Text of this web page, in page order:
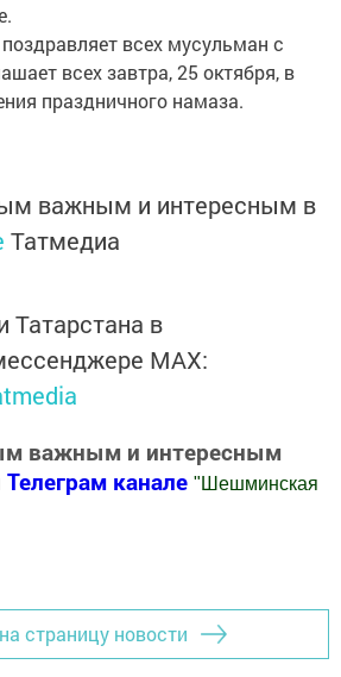
всех мусульман с
всех завтра, 25 октября, в
праздничного намаза.
важным и интересным в
Татмедиа
Татарстана в
MАХ:
важным и интересным
Телеграм канале " Шешминская
страницу новости